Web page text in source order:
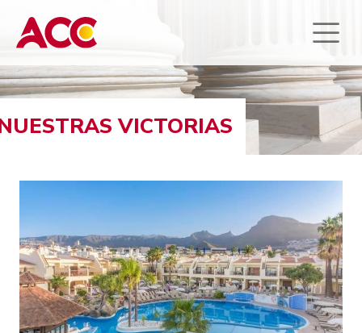
VICTORIAS